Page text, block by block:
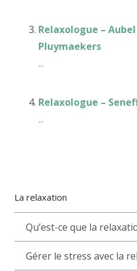
La relaxation
Qu’est-ce que la
Gérer le stress avec la
Relaxologue –
Pluymaekers
...
Relaxologue –
...